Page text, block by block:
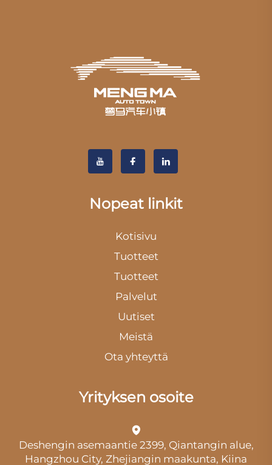
Nopeat linkit
Kotisivu
Tuotteet
Tuotteet
Palvelut
Uutiset
Meistä
Ota yhteyttä
Yrityksen osoite
Deshengin asemaantie 2399, Qiantangin alue,
Hangzhou City, Zhejiangin maakunta, Kiina